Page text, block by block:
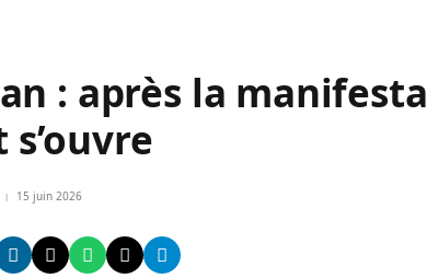
: après la
15 juin 2026